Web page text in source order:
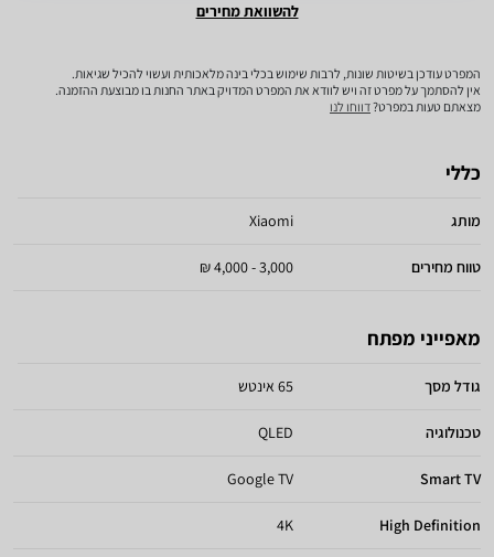
להשוואת מחירים
המפרט עודכן בשיטות שונות, לרבות שימוש בכלי בינה מלאכותית ועשוי להכיל שגיאות.
אין להסתמך על מפרט זה ויש לוודא את המפרט המדויק באתר החנות בו מבוצעת ההזמנה.
מצאתם טעות במפרט?דווחו לנו
כללי
מותג Xiaomi
טווח מחירים 3,000 - 4,000 ₪
מאפייני מפתח
גודל מסך 65 אינטש
טכנולוגיה QLED
Smart TV
Google TV
High Definition
4K